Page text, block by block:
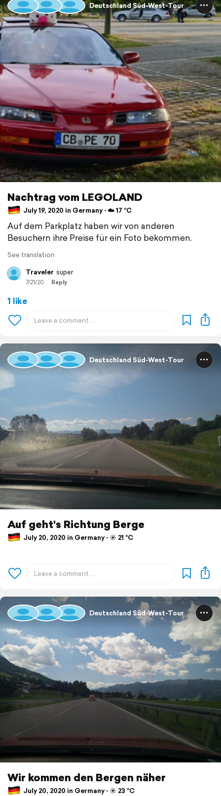
Deutschland Süd-West-Tour
Nachtrag vom LEGOLAND
July 19, 2020 in Germany ⋅ ☁️ 17 °C
Auf dem Parkplatz haben wir von anderen
Besuchern ihre Preise für ein Foto bekommen.
See translation
Traveler super
7/21/20 Reply
1 like
Deutschland Süd-West-Tour
Auf geht's Richtung Berge
July 20, 2020 in Germany ⋅ ☀️ 21 °C
Deutschland Süd-West-Tour
Wir kommen den Bergen näher
July 20, 2020 in Germany ⋅ ☀️ 23 °C